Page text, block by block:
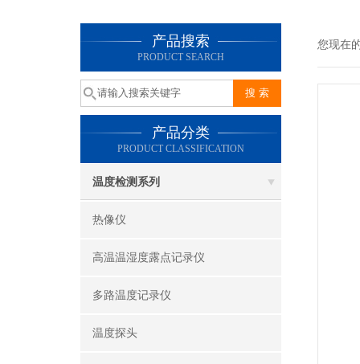
产品搜索
PRODUCT SEARCH
产品分类
PRODUCT CLASSIFICATION
温度检测系列
热像仪
高温温湿度露点记录仪
多路温度记录仪
温度探头
您现在